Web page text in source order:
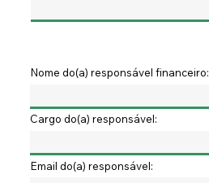
Nome do(a) responsável financeiro:
Cargo do(a) responsável:
Email do(a) responsável: